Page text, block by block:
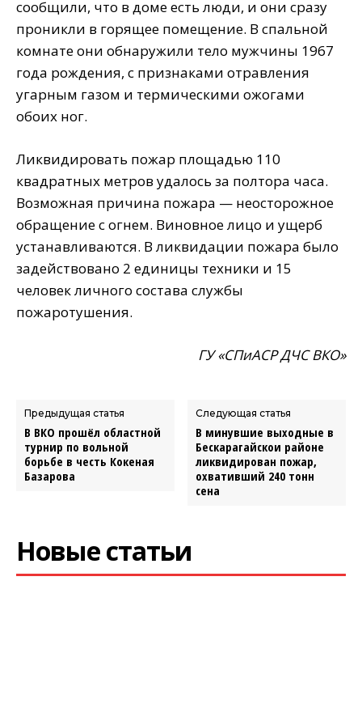
сообщили, что в доме есть люди, и они сразу
проникли в горящее помещение. В спальной
комнате они обнаружили тело мужчины 1967
года рождения, с признаками отравления
угарным газом и термическими ожогами
обоих ног.
Ликвидировать пожар площадью 110
квадратных метров удалось за полтора часа.
Возможная причина пожара — неосторожное
обращение с огнем. Виновное лицо и ущерб
устанавливаются. В ликвидации пожара было
задействовано 2 единицы техники и 15
человек личного состава службы
пожаротушения.
ГУ «СПиАСР ДЧС ВКО»
Предыдущая статья
В ВКО прошёл областной
турнир по вольной
борьбе в честь Кокеная
Базарова
Следующая статья
В минувшие выходные в
Бескарагайскои районе
ликвидирован пожар,
охвативший 240 тонн
сена
Новые статьи